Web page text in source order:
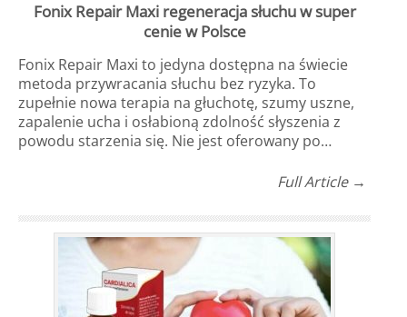
Fonix Repair Maxi regeneracja słuchu w super
cenie w Polsce
Fonix Repair Maxi to jedyna dostępna na świecie
metoda przywracania słuchu bez ryzyka. To
zupełnie nowa terapia na głuchotę, szumy uszne,
zapalenie ucha i osłabioną zdolność słyszenia z
powodu starzenia się. Nie jest oferowany po…
Full Article →